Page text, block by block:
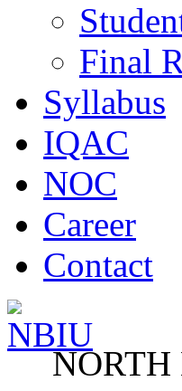
Final
Syllabus
IQAC
NOC
Career
Contact